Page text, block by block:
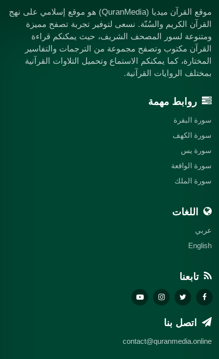
موقع القرآن ميديا (QuranMedia) هو موقع إسلامي على نهج
القرآن الكريم والسُنّة. نسعى لتوفير تجربة تصفح مميزة
ومتنوعة لسور المصحف الشريف، حيث يمكنكم قراءة
القرآن مكتوب وتصفح مجموعة من الترجمات والتفاسير
المختارة، كما يمكنكم الاستماع وتحميل التلاوات القرآنية
بمختلف الروايات القرآنية.
روابط مهمة
سورة البقرة
سورة الكهف
سورة يس
سورة الواقعة
سورة الملك
اللغات
عربي
English
تابعنا
اتصل بنا
contact@quranmedia.online